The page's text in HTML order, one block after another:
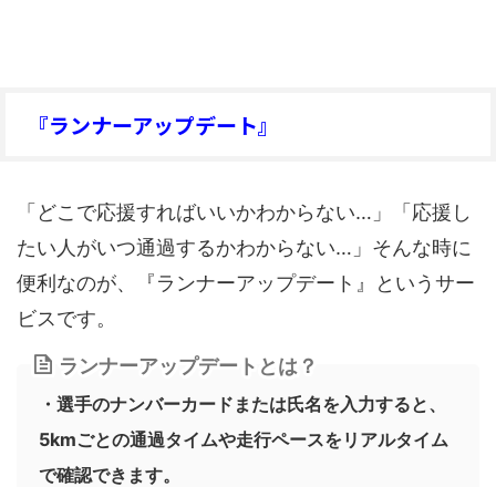
『ランナーアップデート』
「どこで応援すればいいかわからない…」「応援し
たい人がいつ通過するかわからない…」そんな時に
便利なのが、『ランナーアップデート』というサー
ビスです。
ランナーアップデートとは？
・選手のナンバーカードまたは氏名を入力すると、
5kmごとの通過タイムや走行ペースをリアルタイム
で確認できます。